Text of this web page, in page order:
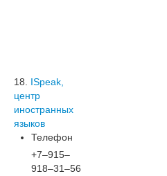
18.
ISpeak,
центр
иностранных
языков
Телефон
+7‒915‒
918‒31‒56